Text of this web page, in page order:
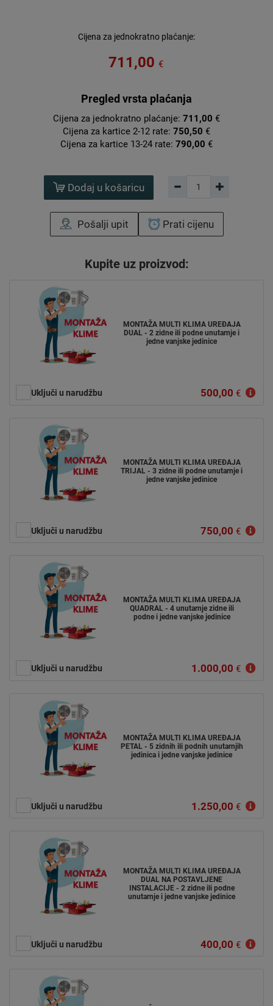
Cijena za jednokratno plaćanje:
711,00 €
Pregled vrsta plaćanja
Cijena za jednokratno plaćanje: 711,00 €
Cijena za kartice 2-12 rate: 750,50 €
Cijena za kartice 13-24 rate: 790,00 €
Dodaj u košaricu
Pošalji upit Prati cijenu
Kupite uz proizvod:
MONTAŽA MULTI KLIMA UREĐAJA
DUAL - 2 zidne ili podne unutarnje i
jedne vanjske jedinice
Uključi u narudžbu 500,00 €
MONTAŽA MULTI KLIMA UREĐAJA
TRIJAL - 3 zidne ili podne unutarnje i
jedne vanjske jedinice
Uključi u narudžbu 750,00 €
MONTAŽA MULTI KLIMA UREĐAJA
QUADRAL - 4 unutarnje zidne ili
podne i jedne vanjske jedinice
Uključi u narudžbu 1.000,00 €
MONTAŽA MULTI KLIMA UREĐAJA
PETAL - 5 zidnih ili podnih unutarnjih
jedinica i jedne vanjske jedinice
Uključi u narudžbu 1.250,00 €
MONTAŽA MULTI KLIMA UREĐAJA
DUAL NA POSTAVLJENE
INSTALACIJE - 2 zidne ili podne
unutarnje i jedne vanjske jedinice
Uključi u narudžbu 400,00 €